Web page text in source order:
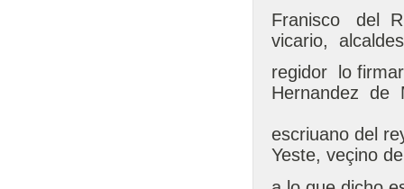
Franisco del
vicario,
regidor lo
Hernandez de
escriuano del
Yeste, veçino